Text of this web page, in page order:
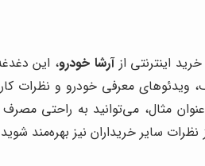
اینترنتی ازآرشا خودرو، این
معرفی خودرو و نظرات
مثال، می‌توانید به راحتی
سایر خریداران نیز بهره‌مند